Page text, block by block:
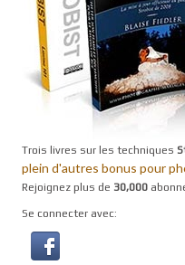
Trois livres sur les techniques
plein d'autres bonus pour
Rejoignez plus de 30,000
Se connecter avec: